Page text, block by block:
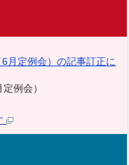
月定例会）の記事訂正に
例会）